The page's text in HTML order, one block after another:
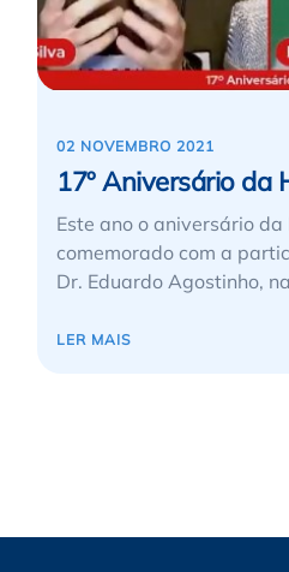
02 NOVEMBRO 2021
17º Aniversário da
Este ano o aniversário da
comemorado com a
Dr. Eduardo Agostinho,
LER MAIS